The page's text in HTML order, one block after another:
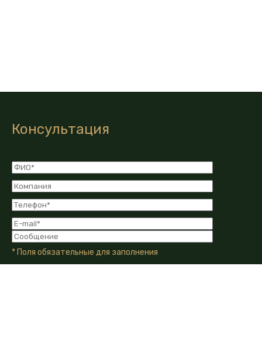
Консультация
* Поля обязательные для заполнения